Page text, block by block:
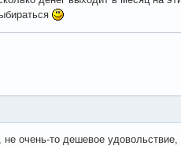
очень-то дешевое удовольствие,